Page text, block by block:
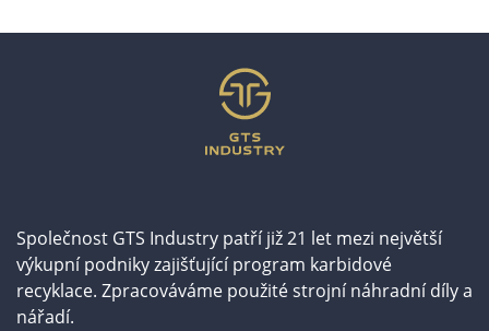
Společnost GTS Industry patří již 21 let mezi největší
výkupní podniky zajišťující program karbidové
recyklace. Zpracováváme použité strojní náhradní díly a
nářadí.